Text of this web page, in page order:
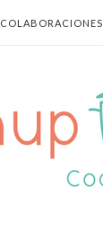
COLABORACIONES